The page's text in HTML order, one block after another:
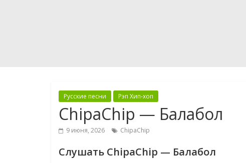
Русские песни Рэп Хип-хоп
ChipaChip — Балабол
9 июня, 2026 ChipaChip
Слушать ChipaChip — Балабол